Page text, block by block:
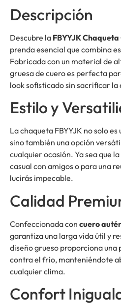
Descripción
Descubre la FBYYJK
prenda esencial que combina
Fabricada con un material de
gruesa de cuero es perfecta
look sofisticado sin sacrificar la
Estilo y
La chaqueta FBYYJK no solo
sino también una opción
cualquier ocasión. Ya sea que
casual con amigos o para una
lucirás impecable.
Calidad
Confeccionada con cuero
garantiza una larga vida útil y
diseño grueso proporciona
contra el frío, manteniéndote
cualquier clima.
Confort